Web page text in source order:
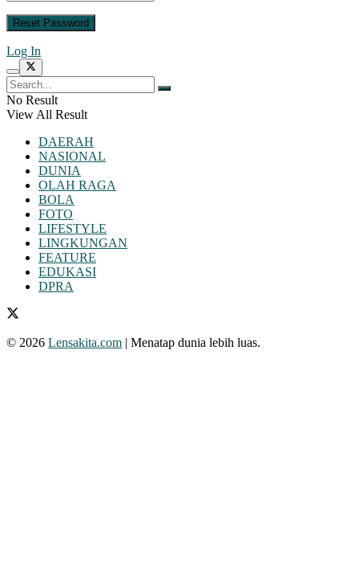
Log In
No Result
View All Result
DAERAH
NASIONAL
DUNIA
OLAH RAGA
BOLA
FOTO
LIFESTYLE
LINGKUNGAN
FEATURE
EDUKASI
DPRA
© 2026 Lensakita.com | Menatap dunia lebih luas.